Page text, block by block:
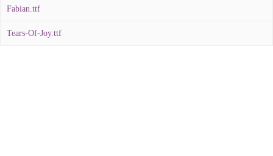
Fabian.ttf
Tears-Of-Joy.ttf